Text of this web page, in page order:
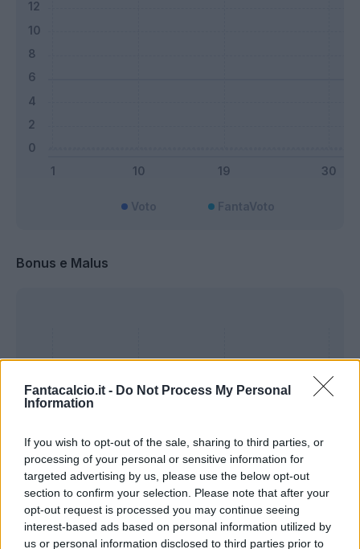
Fantacalcio.it - Do Not Process My Personal
Information
If you wish to opt-out of the sale, sharing to third parties, or
processing of your personal or sensitive information for
targeted advertising by us, please use the below opt-out
section to confirm your selection. Please note that after your
opt-out request is processed you may continue seeing
interest-based ads based on personal information utilized by
us or personal information disclosed to third parties prior to
Voto FantaVoto
Bonus e Malus
Malus
Presenze a
voto